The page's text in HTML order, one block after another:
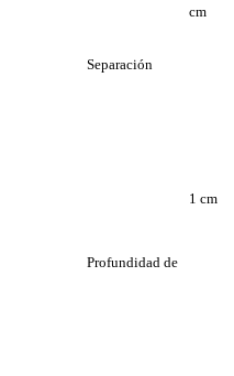
Separación
cm
Profundidad de
1 cm